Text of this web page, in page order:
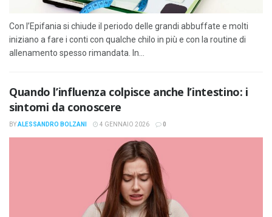
Con l’Epifania si chiude il periodo delle grandi abbuffate e molti
iniziano a fare i conti con qualche chilo in più e con la routine di
allenamento spesso rimandata. In...
Quando l’influenza colpisce anche l’intestino: i
sintomi da conoscere
BYALESSANDRO BOLZANI 4 GENNAIO 2026 0